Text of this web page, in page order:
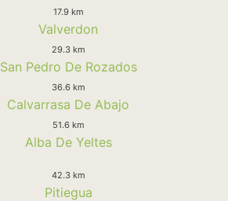
17.9 km
Valverdon
29.3 km
San Pedro De Rozados
36.6 km
Calvarrasa De Abajo
51.6 km
Alba De Yeltes
42.3 km
Pitiegua